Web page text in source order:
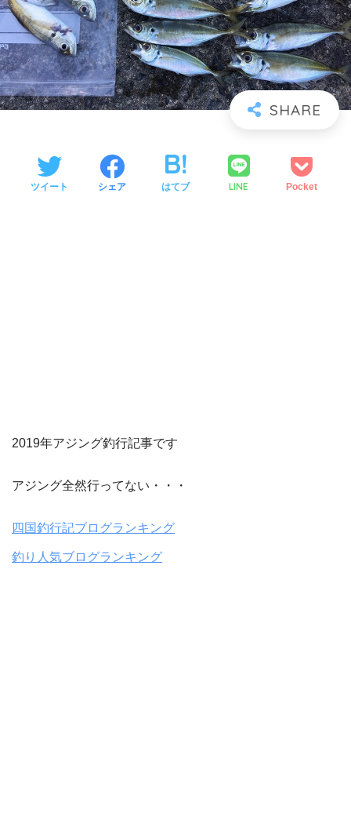
ツイート シェア はてブ LINE Pocket
2019年アジング釣行記事です
アジング全然行ってない・・・
四国釣行記ブログランキング
釣り人気ブログランキング